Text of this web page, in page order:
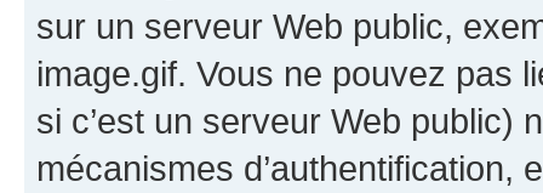
sur un serveur Web public,
image.gif. Vous ne pouvez pas
si c’est un serveur Web public)
mécanismes d’authentification,